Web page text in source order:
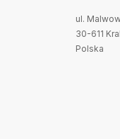
ul.
30-611
Polska